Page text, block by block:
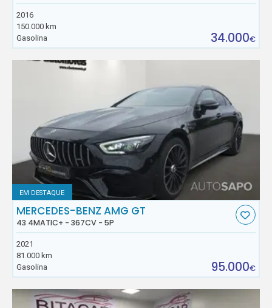
2016
150.000 km
Gasolina
34.000€
EM DESTAQUE
MERCEDES-BENZ AMG GT
43 4MATIC+ - 367CV - 5P
2021
81.000 km
Gasolina
95.000€